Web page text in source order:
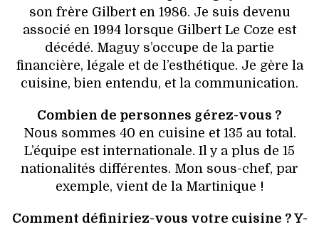
son frère Gilbert en 1986. Je suis devenu
associé en 1994 lorsque Gilbert Le Coze est
décédé. Maguy s’occupe de la partie
financière, légale et de l’esthétique. Je gère la
cuisine, bien entendu, et la communication.
Combien de personnes gérez-vous ?
Nous sommes 40 en cuisine et 135 au total.
L’équipe est internationale. Il y a plus de 15
nationalités différentes. Mon sous-chef, par
exemple, vient de la Martinique !
Comment définiriez-vous votre cuisine ? Y-